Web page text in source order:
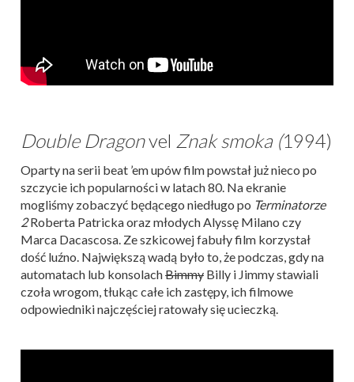
Double Dragonvel Znak smoka (1994)
Oparty na serii beat ’em upów film powstał już nieco po
szczycie ich popularności w latach 80. Na ekranie
mogliśmy zobaczyć będącego niedługo po Terminatorze
2Roberta Patricka oraz młodych Alyssę Milano czy
Marca Dacascosa. Ze szkicowej fabuły film korzystał
dość luźno. Największą wadą było to, że podczas, gdy na
automatach lub konsolachBimmy Billy i Jimmy stawiali
czoła wrogom, tłukąc całe ich zastępy, ich filmowe
odpowiedniki najczęściej ratowały się ucieczką.